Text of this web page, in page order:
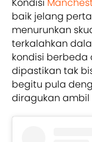
baik jelang
menurunkan
terkalahkan
kondisi berbeda
dipastikan tak
begitu pula
diragukan